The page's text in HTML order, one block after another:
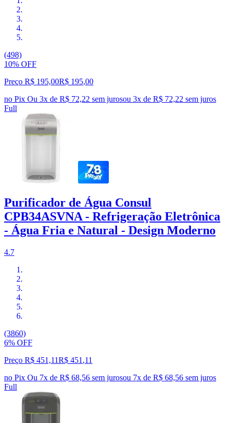
(498)
10% OFF
Preço R$ 195,00R$ 195,00
no Pix Ou 3x de R$ 72,22 sem jurosou 3x de R$ 72,22 sem juros
Full
Purificador de Água Consul
CPB34ASVNA - Refrigeração Eletrônica
- Água Fria e Natural - Design Moderno
4.7
(3860)
6% OFF
Preço R$ 451,11R$ 451 ,11
no Pix Ou 7x de R$ 68,56 sem jurosou 7x de R$ 68,56 sem juros
Full